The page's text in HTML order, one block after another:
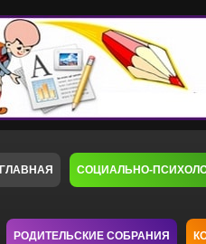
ГЛАВНАЯ СОЦИАЛЬНО-
РОДИТЕЛЬСКИЕ СОБРАНИЯ